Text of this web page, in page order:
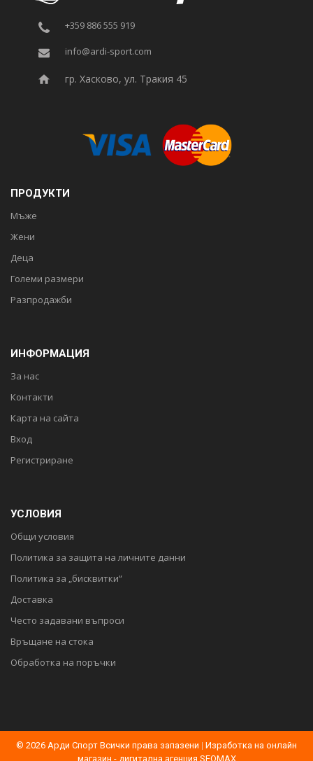
+359 886 555 919
info@ardi-sport.com
гр. Хасково, ул. Тракия 45
ПРОДУКТИ
Мъже
Жени
Деца
Големи размери
Разпродажби
ИНФОРМАЦИЯ
За нас
Контакти
Карта на сайта
Вход
Регистриране
УСЛОВИЯ
Общи условия
Политика за защита на личните данни
Политика за „бисквитки“
Доставка
Често задавани въпроси
Връщане на стока
Обработка на поръчки
© 2026 Арди Спорт Всички права запазени | Изработка на онлайн
магазин - дигитална агенция SEOMAX